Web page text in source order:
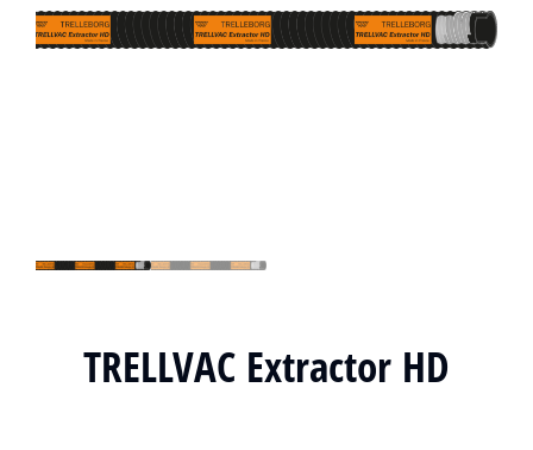
TRELLVAC Extractor HD